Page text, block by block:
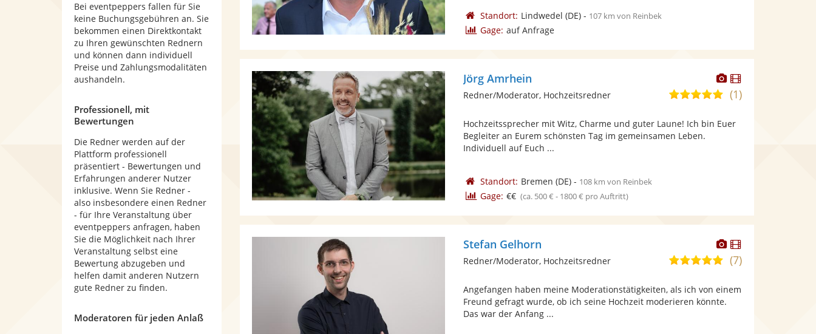
Standort: Lindwedel (DE)- 107 km von Reinbek
Gage: auf Anfrage
Dieser
Künstler
stellt
bereit.
Dieser
Künstler
Jörg Amrhein
5,0
5
(1)
Redner/Moderator, Hochzeitsredner
Hochzeitssprecher mit Witz, Charme und guter Laune! Ich bin Euer
Begleiter an Eurem schönsten Tag im gemeinsamen Leben.
Individuell auf Euch ...
Standort: Bremen (DE)- 108 km von Reinbek
Gage: €€ (ca. 500 € - 1800 € pro Auftritt)
Dieser
Künstler
stellt
bereit.
Dieser
Künstler
Stefan Gelhorn
5,0
5
Sternen
(7)
Redner/Moderator, Hochzeitsredner
Angefangen haben meine Moderationstätigkeiten, als ich von einem
Freund gefragt wurde, ob ich seine Hochzeit moderieren könnte.
Das war der Anfang ...
Bei eventpeppers fallen für Sie
keine Buchungsgebühren an. Sie
bekommen einen Direktkontakt
zu Ihren gewünschten Rednern
und können dann individuell
Preise und Zahlungsmodalitäten
aushandeln.
Professionell, mit
Bewertungen
Die Redner werden auf der
Plattform professionell
präsentiert - Bewertungen und
Erfahrungen anderer Nutzer
inklusive. Wenn Sie Redner -
also insbesondere einen Redner
- für Ihre Veranstaltung über
eventpeppers anfragen, haben
Sie die Möglichkeit nach Ihrer
Veranstaltung selbst eine
Bewertung abzugeben und
helfen damit anderen Nutzern
gute Redner zu finden.
Moderatoren für jeden Anlaß